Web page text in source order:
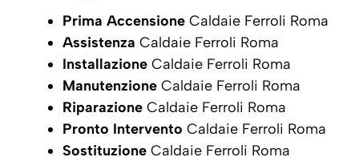
Prima Accensione Caldaie Ferroli Roma
Assistenza Caldaie Ferroli Roma
Installazione Caldaie Ferroli Roma
Manutenzione Caldaie Ferroli Roma
Riparazione Caldaie Ferroli Roma
Pronto Intervento Caldaie Ferroli Roma
Sostituzione Caldaie Ferroli Roma